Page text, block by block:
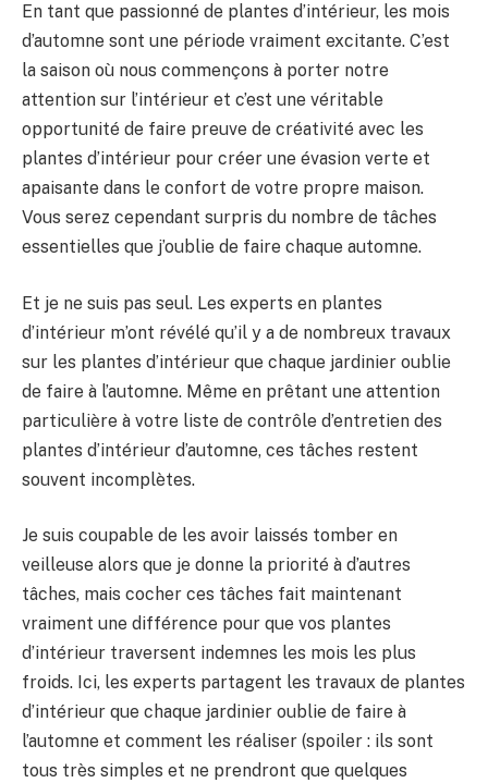
En tant que passionné de plantes d’intérieur, les mois
d’automne sont une période vraiment excitante. C’est
la saison où nous commençons à porter notre
attention sur l’intérieur et c’est une véritable
opportunité de faire preuve de créativité avec les
plantes d’intérieur pour créer une évasion verte et
apaisante dans le confort de votre propre maison.
Vous serez cependant surpris du nombre de tâches
essentielles que j’oublie de faire chaque automne.
Et je ne suis pas seul. Les experts en plantes
d’intérieur m’ont révélé qu’il y a de nombreux travaux
sur les plantes d’intérieur que chaque jardinier oublie
de faire à l’automne. Même en prêtant une attention
particulière à votre liste de contrôle d’entretien des
plantes d’intérieur d’automne, ces tâches restent
souvent incomplètes.
Je suis coupable de les avoir laissés tomber en
veilleuse alors que je donne la priorité à d’autres
tâches, mais cocher ces tâches fait maintenant
vraiment une différence pour que vos plantes
d’intérieur traversent indemnes les mois les plus
froids. Ici, les experts partagent les travaux de plantes
d’intérieur que chaque jardinier oublie de faire à
l’automne et comment les réaliser (spoiler : ils sont
tous très simples et ne prendront que quelques